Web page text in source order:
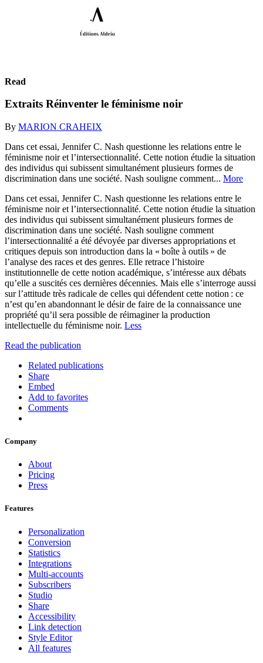
Read
Extraits Réinventer le féminisme noir
By MARION CRAHEIX
Dans cet essai, Jennifer C. Nash questionne les relations entre le
féminisme noir et l’intersectionnalité. Cette notion étudie la situation
des individus qui subissent simultanément plusieurs formes de
discrimination dans une société. Nash souligne comment... More
Dans cet essai, Jennifer C. Nash questionne les relations entre le
féminisme noir et l’intersectionnalité. Cette notion étudie la situation
des individus qui subissent simultanément plusieurs formes de
discrimination dans une société. Nash souligne comment
l’intersectionnalité a été dévoyée par diverses appropriations et
critiques depuis son introduction dans la « boîte à outils » de
l’analyse des races et des genres. Elle retrace l’histoire
institutionnelle de cette notion académique, s’intéresse aux débats
qu’elle a suscités ces dernières décennies. Mais elle s’interroge aussi
sur l’attitude très radicale de celles qui défendent cette notion : ce
n’est qu’en abandonnant le désir de faire de la connaissance une
propriété qu’il sera possible de réimaginer la production
intellectuelle du féminisme noir. Less
Read the publication
Related publications
Share
Embed
Add to favorites
Comments
Company
About
Pricing
Press
Features
Personalization
Conversion
Statistics
Integrations
Multi-accounts
Subscribers
Studio
Share
Accessibility
Link detection
Style Editor
All features